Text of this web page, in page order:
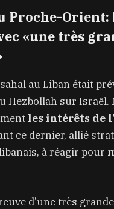
Proche-Orient:
«une très
au Liban était
Hezbollah sur Israël.
les intérêts de
ce dernier, allié
à réagir pour
d’une très